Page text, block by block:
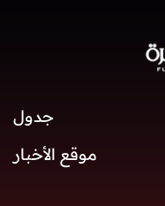
جدول
موقع الأخبار